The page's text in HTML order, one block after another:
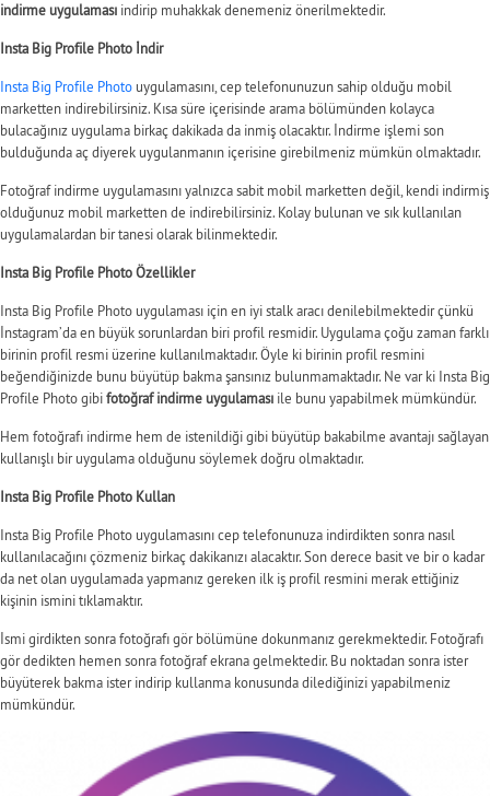
indirme uygulaması indirip muhakkak denemeniz önerilmektedir.
Insta Big Profile Photo İndir
Insta Big Profile Photo uygulamasını, cep telefonunuzun sahip olduğu mobil
marketten indirebilirsiniz. Kısa süre içerisinde arama bölümünden kolayca
bulacağınız uygulama birkaç dakikada da inmiş olacaktır. İndirme işlemi son
bulduğunda aç diyerek uygulanmanın içerisine girebilmeniz mümkün olmaktadır.
Fotoğraf indirme uygulamasını yalnızca sabit mobil marketten değil, kendi indirmiş
olduğunuz mobil marketten de indirebilirsiniz. Kolay bulunan ve sık kullanılan
uygulamalardan bir tanesi olarak bilinmektedir.
Insta Big Profile Photo Özellikler
Insta Big Profile Photo uygulaması için en iyi stalk aracı denilebilmektedir çünkü
İnstagram’da en büyük sorunlardan biri profil resmidir. Uygulama çoğu zaman farklı
birinin profil resmi üzerine kullanılmaktadır. Öyle ki birinin profil resmini
beğendiğinizde bunu büyütüp bakma şansınız bulunmamaktadır. Ne var ki Insta Big
Profile Photo gibifotoğraf indirme uygulaması ile bunu yapabilmek mümkündür.
Hem fotoğrafı indirme hem de istenildiği gibi büyütüp bakabilme avantajı sağlayan
kullanışlı bir uygulama olduğunu söylemek doğru olmaktadır.
Insta Big Profile Photo Kullan
Insta Big Profile Photo uygulamasını cep telefonunuza indirdikten sonra nasıl
kullanılacağını çözmeniz birkaç dakikanızı alacaktır. Son derece basit ve bir o kadar
da net olan uygulamada yapmanız gereken ilk iş profil resmini merak ettiğiniz
kişinin ismini tıklamaktır.
İsmi girdikten sonra fotoğrafı gör bölümüne dokunmanız gerekmektedir. Fotoğrafı
gör dedikten hemen sonra fotoğraf ekrana gelmektedir. Bu noktadan sonra ister
büyüterek bakma ister indirip kullanma konusunda dilediğinizi yapabilmeniz
mümkündür.